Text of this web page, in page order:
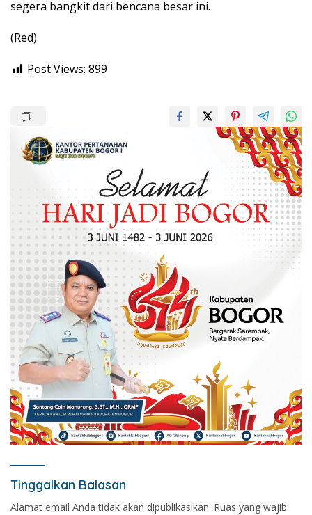
segera bangkit dari bencana besar ini.
(Red)
Post Views: 899
Tinggalkan Balasan
Alamat email Anda tidak akan dipublikasikan. Ruas yang wajib